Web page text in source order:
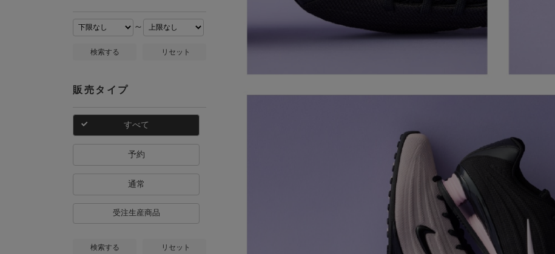
～
検索する リセット
販売タイプ
すべて
予約
通常
受注生産商品
検索する リセット